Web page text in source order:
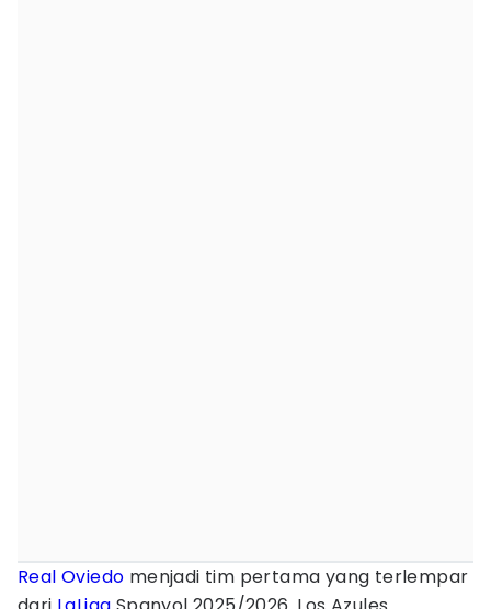
Real Oviedo menjadi tim pertama yang terlempar